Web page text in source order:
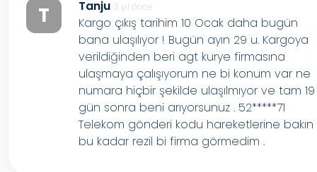
T Tanju 3 yıl önce
Kargo çıkış tarihim 10 Ocak daha bugün
bana ulaşılıyor ! Bugün ayın 29 u. Kargoya
verildiğinden beri agt kurye firmasına
ulaşmaya çalışıyorum ne bi konum var ne
numara hiçbir şekilde ulaşılmıyor ve tam 19
gün sonra beni arıyorsunuz . 52*****71
Telekom gönderi kodu hareketlerine bakın
bu kadar rezil bi firma görmedim .